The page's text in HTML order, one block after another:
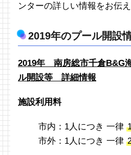
ンターの詳しい情報をお伝え
2019年のプール開設
2019年 南房総市千倉B&G
ル開設等 詳細情報
施設利用料
市内：1人につき 一律
市外：1人につき 一律